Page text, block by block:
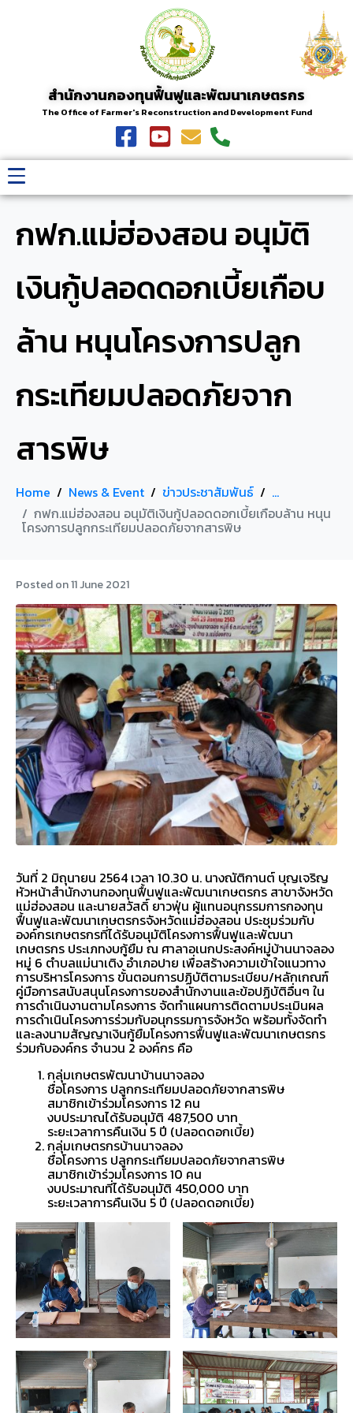
สำนักงานกองทุนฟื้นฟูและพัฒนาเกษตรกร
The Office of Farmer's Reconstruction and Development Fund
กฟก.แม่ฮ่องสอน อนุมัติ
เงินกู้ปลอดดอกเบี้ยเกือบ
ล้าน หนุนโครงการปลูก
กระเทียมปลอดภัยจาก
สารพิษ
Home News & Event ข่าวประชาสัมพันธ์
...
กฟก.แม่ฮ่องสอน อนุมัติเงินกู้ปลอดดอกเบี้ยเกือบล้าน หนุน
โครงการปลูกกระเทียมปลอดภัยจากสารพิษ
Posted on11 June 2021
วันที่ 2 มิถุนายน 2564 เวลา 10.30 น. นางณัติกานต์ บุญเจริญ
หัวหน้าสำนักงานกองทุนฟื้นฟูและพัฒนาเกษตรกร สาขาจังหวัด
แม่ฮ่องสอน และนายสวัสดิ์ ยาวฟุ่น ผู้แทนอนุกรรมการกองทุน
ฟื้นฟูและพัฒนาเกษตรกรจังหวัดแม่ฮ่องสอน ประชุมร่วมกับ
องค์กรเกษตรกรที่ได้รับอนุมัติโครงการฟื้นฟูและพัฒนา
เกษตรกร ประเภทงบกู้ยืม ณ ศาลาอเนกประสงค์หมู่บ้านนาจลอง
หมู่ 6 ตำบลแม่นาเติง อำเภอปาย เพื่อสร้างความเข้าใจแนวทาง
การบริหารโครงการ ขั้นตอนการปฏิบัติตามระเบียบ/หลักเกณฑ์
คู่มือการสนับสนุนโครงการของสำนักงานและข้อปฏิบัติอื่นๆ ใน
การดำเนินงานตามโครงการ จัดทำแผนการติดตามประเมินผล
การดำเนินโครงการร่วมกับอนุกรรมการจังหวัด พร้อมทั้งจัดทำ
และลงนามสัญญาเงินกู้ยืมโครงการฟื้นฟูและพัฒนาเกษตรกร
ร่วมกับองค์กร จำนวน 2 องค์กร คือ
กลุ่มเกษตรพัฒนาบ้านนาจลอง
ชื่อโครงการ ปลูกกระเทียมปลอดภัยจากสารพิษ
สมาชิกเข้าร่วมโครงการ 12 คน
งบประมาณได้รับอนุมัติ 487,500 บาท
ระยะเวลาการคืนเงิน 5 ปี (ปลอดดอกเบี้ย)
กลุ่มเกษตรกรบ้านนาจลอง
ชื่อโครงการ ปลูกกระเทียมปลอดภัยจากสารพิษ
สมาชิกเข้าร่วมโครงการ 10 คน
งบประมาณที่ได้รับอนุมัติ 450,000 บาท
ระยะเวลาการคืนเงิน 5 ปี (ปลอดดอกเบี้ย)